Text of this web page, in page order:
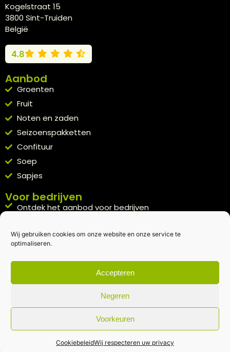
Wij gebruiken cookies om onze website en onze service te
optimaliseren.
Accepteren
Negeren
Voorkeuren
CookiebeleidWij respecteren uw privacy
Kogelstraat 15
3800 Sint-Truiden
België
4.8
Aanbod
Groenten
Fruit
Noten en zaden
Seizoenspakketten
Confituur
Soep
Sapjes
Voor bedrijven
Ontdek het aanbod voor bedrijven
Kennismakingspakket aanvragen
Blijft op de hoogte
Rechtstreeks van het veld naar je inbox.
Inschrijven nieuwsbrief
Algemene voorwaarden|Privacybeleid| gemaakt met door
creativitijd